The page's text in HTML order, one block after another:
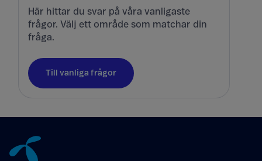
Här hittar du svar på våra vanligaste
frågor. Välj ett område som matchar din
fråga.
Till vanliga frågor